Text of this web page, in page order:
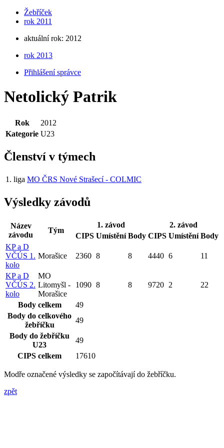
Žebříček
rok 2011
aktuální rok: 2012
rok 2013
Přihlášení správce
Netolický Patrik
Rok
2012
Kategorie U23
Členství v týmech
1. liga MO ČRS Nové Strašecí - COLMIC
Výsledky závodů
Název
závodu
Tým
1. závod
2. závod
CIPS Umístění Body CIPS Umístění Body
KP a D
VČÚS 1.
kolo
Morašice 2360 8 8 4440 6 11
KP a D
VČÚS 2.
kolo
MO
Litomyšl -
Morašice
1090 8 8 9720 2 22
Body celkem
49
Body do celkového
žebříčku
49
Body do žebříčku
U23
49
CIPS celkem
17610
Modře označené výsledky se započítávají do žebříčku.
zpět